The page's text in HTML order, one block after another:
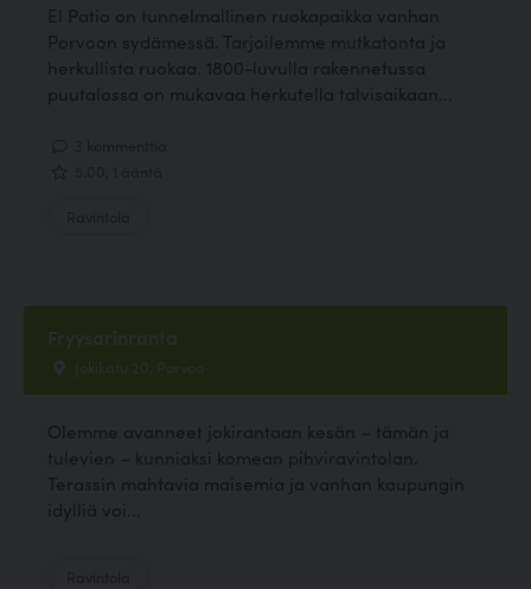
El Patio on tunnelmallinen ruokapaikka vanhan
Porvoon sydämessä. Tarjoilemme mutkatonta ja
herkullista ruokaa. 1800-luvulla rakennetussa
puutalossa on mukavaa herkutella talvisaikaan...
Fryysarinranta
Jokikatu 20, Porvoo
Olemme avanneet jokirantaan kesän – tämän ja
tulevien – kunniaksi komean pihviravintolan.
Terassin mahtavia maisemia ja vanhan kaupungin
idylliä voi...